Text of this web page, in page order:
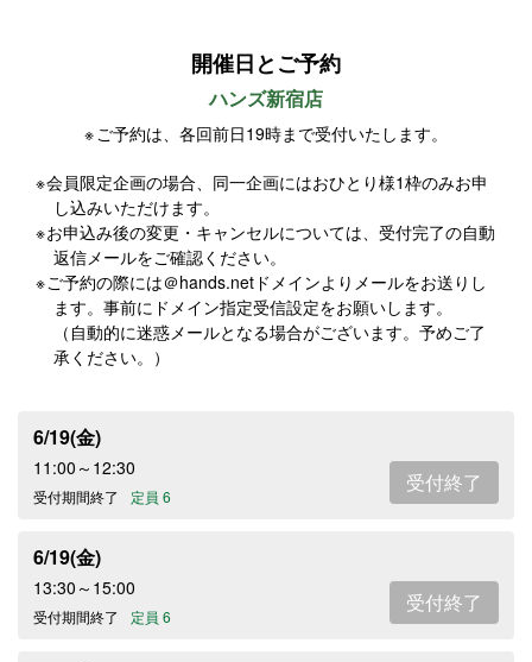
開催日とご予約
ハンズ新宿店
ご予約は、各回前日19時まで受付いたします。
会員限定企画の場合、同一企画にはおひとり様1枠のみお申
し込みいただけます。
お申込み後の変更・キャンセルについては、受付完了の自動
返信メールをご確認ください。
ご予約の際には＠hands.netドメインよりメールをお送りし
ます。事前にドメイン指定受信設定をお願いします。
（自動的に迷惑メールとなる場合がございます。予めご了
承ください。）
6/19(金)
11:00～12:30
受付期間終了 定員 6
受付終了
6/19(金)
13:30～15:00
受付期間終了 定員 6
受付終了